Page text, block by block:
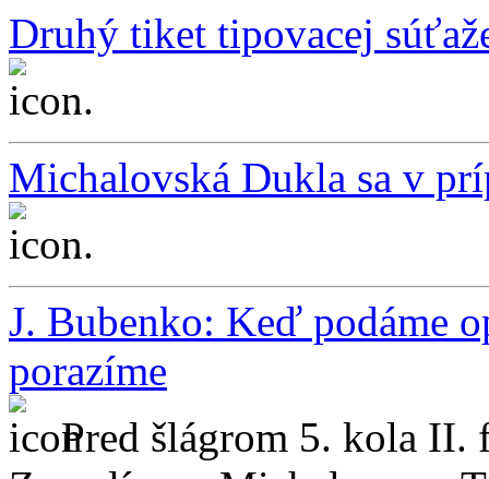
Druhý tiket tipovacej
...
Michalovská Dukla sa v
...
J. Bubenko: Keď podáme
porazíme
Pred šlágrom 5. kola